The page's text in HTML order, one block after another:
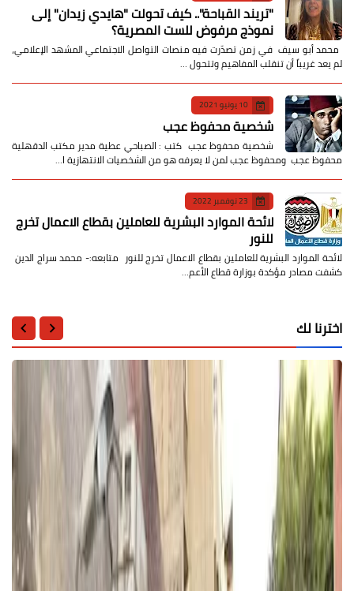
​"تريند القباحة".. كيف تحولت "هايدي زيدان" إلى
نموذج مرفوض للست المصرية؟
​ محمد أبو سيف ​في زمن تصدّرت فيه منصات التواصل الاجتماعي المشهد الإعلامي،
لم يعد غريباً أن تنقلب المفاهيم وتتحول …
10 يونيو 2021
شخصية محفوظ عجب
شخصية محفوظ عجب كتب : الصباحي عطية مدير مكتب الدقهلية
محفوظ عجب ومحفوظ عجب لمن لا يعرفه هو من الشخصيات الانتهازية ا…
23 نوفمبر 2022
لائحة الموارد البشرية للعاملين بقطاع الاعمال تخرج
للنور
لائحة الموارد البشرية للعاملين بقطاع الاعمال تخرج للنور متابعه:- محمد سراج الدين
كشفت مصادر مؤكدة بوزارة قطاع الأعم…
اخترنا لك